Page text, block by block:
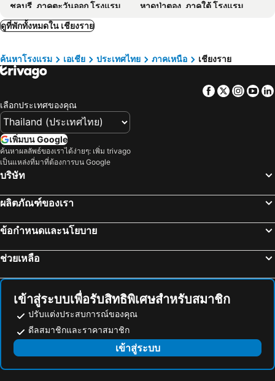
โรงแรม บ้านล้านนา
Inn Come Hotel Chiang Rai
โกลเด้นแลนด์ โฮเทล
Central Guesthouse Chiang Rai
ไอเฮาส์เชียงราย
Orchids Guest House
เดอะนอร์ท โฮเทล
มายเพลสแม่สลอง
Baan Hom Muen Li
Orngaerm Paarwii Buuthiikh Echiiyngraay (parawee Boutique Hotel)
I Am Chiang Rai
ชลบุรี, ภาคตะวันออก โรงแรม
หาดป่าตอง, ภาคใต้ โรงแรม
ระยอง, ภาคตะวันออก โรงแรม
ดูที่พักทั้งหมดใน เชียงราย
ค้นหาโรงแรม เอเชีย ประเทศไทย ภาคเหนือ เชียงราย
Facebook
Twitter
เลือกประเทศของคุณ
เพิ่มบน Google
ค้นหาผลลัพธ์ของเราได้ง่ายๆ: เพิ่ม trivago
เป็นแหล่งที่มาที่ต้องการบน Google
บริษัท
ผลิตภัณฑ์ของเรา
ข้อกำหนดและนโยบาย
ช่วยเหลือ
เข้าสู่ระบบเพื่อรับสิทธิพิเศษสำหรับสมาชิก
ปรับแต่งประสบการณ์ของคุณ
ดีลสมาชิกและราคาสมาชิก
เข้าสู่ระบบ